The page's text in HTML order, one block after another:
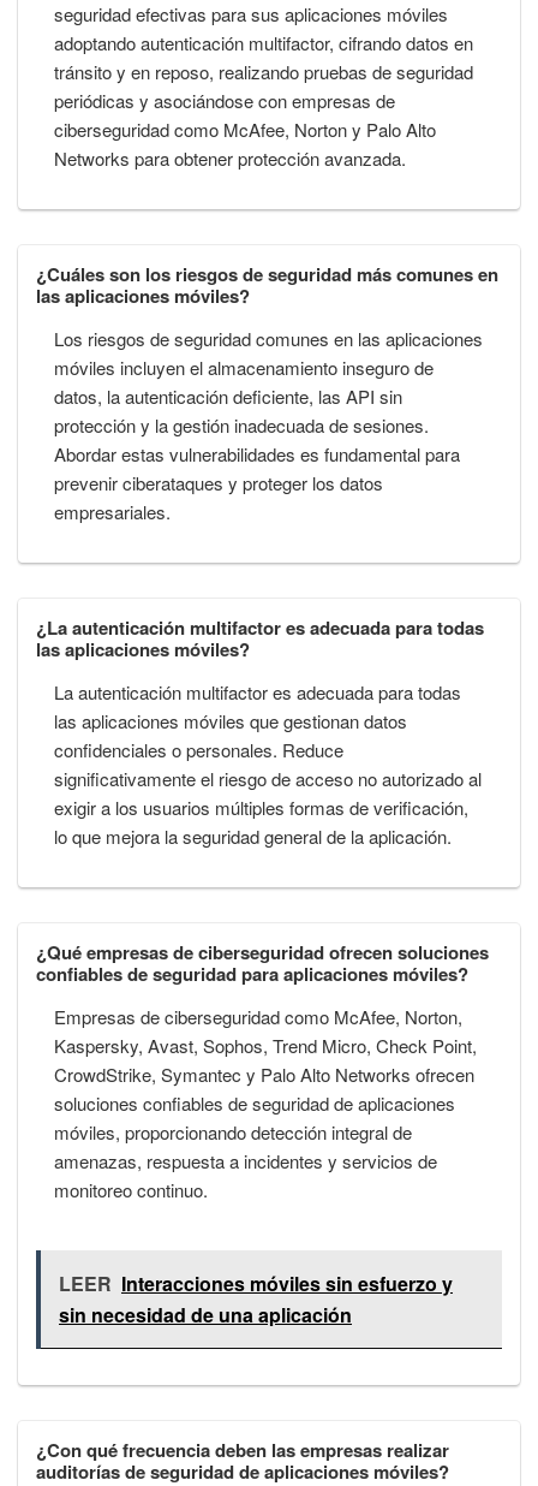
seguridad efectivas para sus aplicaciones móviles
adoptando autenticación multifactor, cifrando datos en
tránsito y en reposo, realizando pruebas de seguridad
periódicas y asociándose con empresas de
ciberseguridad como McAfee, Norton y Palo Alto
Networks para obtener protección avanzada.
¿Cuáles son los riesgos de seguridad más comunes en
las aplicaciones móviles?
Los riesgos de seguridad comunes en las aplicaciones
móviles incluyen el almacenamiento inseguro de
datos, la autenticación deficiente, las API sin
protección y la gestión inadecuada de sesiones.
Abordar estas vulnerabilidades es fundamental para
prevenir ciberataques y proteger los datos
empresariales.
¿La autenticación multifactor es adecuada para todas
las aplicaciones móviles?
La autenticación multifactor es adecuada para todas
las aplicaciones móviles que gestionan datos
confidenciales o personales. Reduce
significativamente el riesgo de acceso no autorizado al
exigir a los usuarios múltiples formas de verificación,
lo que mejora la seguridad general de la aplicación.
¿Qué empresas de ciberseguridad ofrecen soluciones
confiables de seguridad para aplicaciones móviles?
Empresas de ciberseguridad como McAfee, Norton,
Kaspersky, Avast, Sophos, Trend Micro, Check Point,
CrowdStrike, Symantec y Palo Alto Networks ofrecen
soluciones confiables de seguridad de aplicaciones
móviles, proporcionando detección integral de
amenazas, respuesta a incidentes y servicios de
monitoreo continuo.
LEER Interacciones móviles sin esfuerzo y
sin necesidad de una aplicación
¿Con qué frecuencia deben las empresas realizar
auditorías de seguridad de aplicaciones móviles?